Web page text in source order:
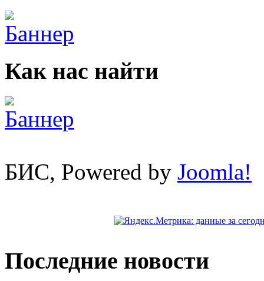
Как нас найти
БИС, Powered by Joomla!
Последние новости